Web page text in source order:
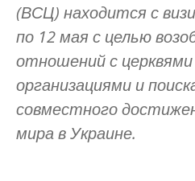
(ВСЦ) находится с
по 12 мая с целью
отношений с
организациями и
совместного
мира в Украине.